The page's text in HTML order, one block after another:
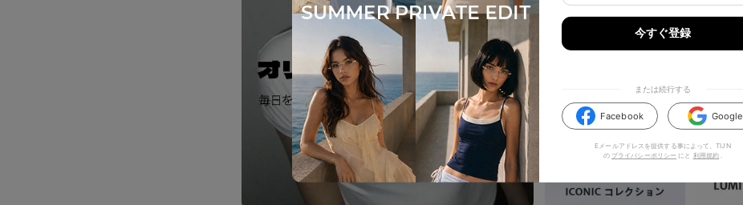
今すぐ登録
または続行する
Facebook Google
Eメールアドレスを提供する事によって、TIJN
の プライバシーポリシー にと 利用規約